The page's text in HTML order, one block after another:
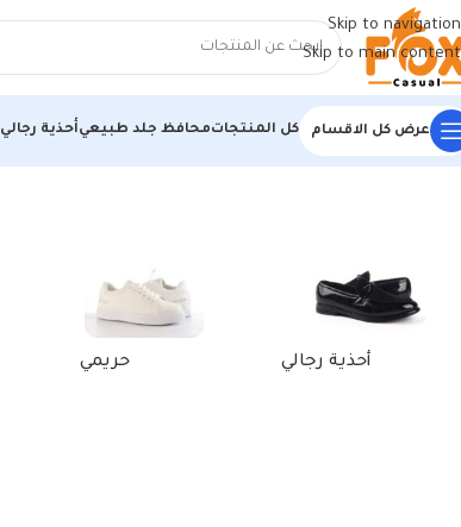
Skip to navigation
Skip to main content
عرض كل الاقسام كل المنتجاتمحافظ جلد طبيعيأحذية رجالي
الرئيسية/منتجات تحت الوسم “محفظة كروت رجالي”
أحذية رجالي حريمي